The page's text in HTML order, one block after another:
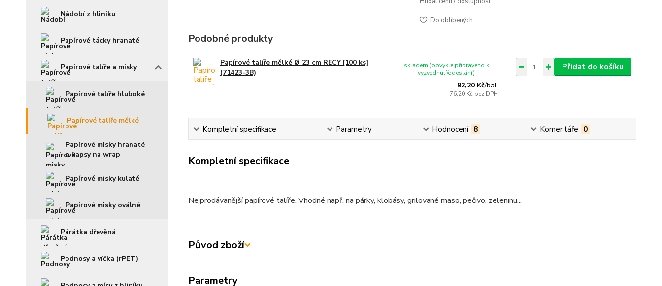
Nádobí z hliníku
Papírové tácky hranaté
Papírové talíře a misky
Papírové talíře hluboké
Papírové talíře mělké
Papírové misky hranaté
a kapsy na wrap
Papírové misky kulaté
Papírové misky oválné
Párátka dřevěná
Podnosy a víčka (rPET)
Do oblíbených
Podobné produkty
Papírové talíře mělké Ø 23 cm RECY [100 ks]
(71423-3B)
92,20 Kč/bal.
76,20 Kč bez DPH
skladem (obvykle připraveno k
vyzvednutí/odeslání)
Přidat do košíku
Kompletní specifikace Parametry Hodnocení 8 Komentáře 0
Kompletní specifikace
Nejprodávanější papírové talíře. Vhodné např. na párky, klobásy, grilované maso, pečivo, zeleninu...
Původ zboží
Parametry